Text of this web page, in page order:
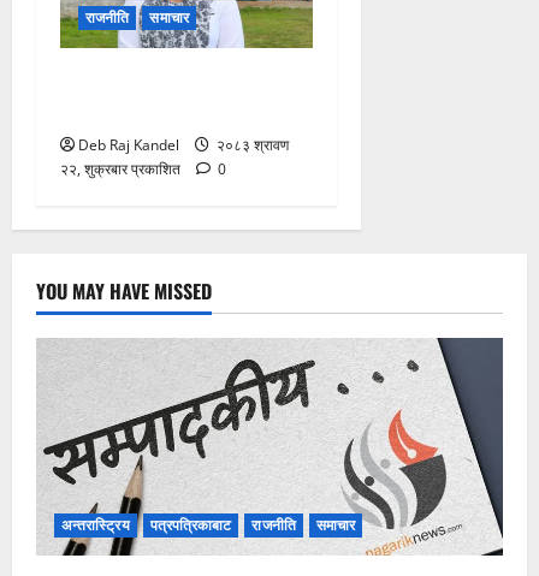
राजनीति
समाचार
Deb Raj Kandel
२०८३ श्रावण
२२, शुक्रबार प्रकाशित
0
YOU MAY HAVE MISSED
अन्तरास्ट्रिय पत्रपत्रिकाबाट राजनीति समाचार